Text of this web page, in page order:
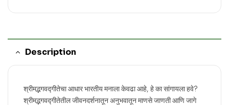
Description
श्रीमद्भगवद्गीतेचा आधार भारतीय मनाला केवढा आहे, हे का सांगायला हवे?
श्रीमद्भगवद्गीतेतील जीवनदर्शनातून अनुभवातून माणसे जाणती आणि जागे